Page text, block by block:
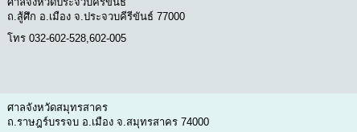
ถ.สู้ศึก อ.เมือง จ.ประจวบคีรีขันธ์ 77000
โทร 032-602-528,602-005
ศาลจังหวัดสมุทรสาคร
ถ.ราษฎร์บรรจบ อ.เมือง จ.สมุทรสาคร 74000